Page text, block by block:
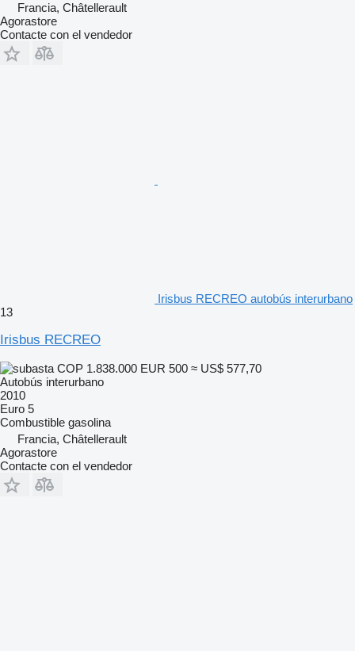
Francia, Châtellerault
Agorastore
Contacte con el vendedor
Irisbus RECREO autobús interurbano
13
Irisbus RECREO
COP 1.838.000 EUR 500 ≈ US$ 577,70
Autobús interurbano
2010
Euro 5
Combustible gasolina
Francia, Châtellerault
Agorastore
Contacte con el vendedor